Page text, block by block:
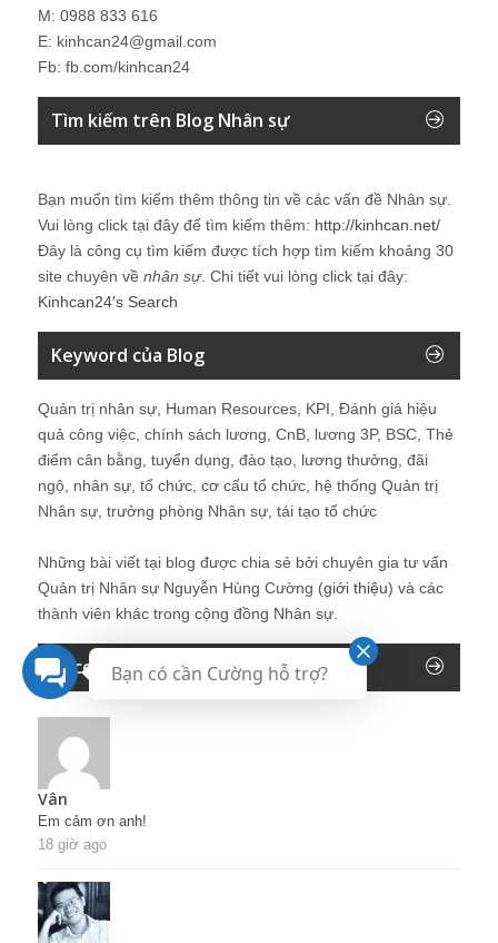
M: 0988 833 616
E: kinhcan24@gmail.com
Fb: fb.com/kinhcan24
Tìm kiếm trên Blog Nhân sự
Bạn muốn tìm kiếm thêm thông tin về các vấn đề Nhân sự
Vui lòng click tại đây để tìm kiếm thêm: http://kinhcan.net/
Đây là công cụ tìm kiếm được tích hợp tìm kiếm khoảng 30
site chuyên về nhân sự. Chi tiết vui lòng click tại đây:
Kinhcan24′s Search
Keyword của Blog
Quản trị nhân sự, Human Resources, KPI, Đánh giá hiệu
quả công việc, chính sách lương, CnB, lương 3P, BSC, Thẻ
điểm cân bằng, tuyển dụng, đào tạo, lương thưởng, đãi
ngộ, nhân sự, tổ chức, cơ cấu tổ chức, hệ thống Quản trị
Nhân sự, trưởng phòng Nhân sự, tái tạo tổ chức
Những bài viết tại blog được chia sẻ bởi chuyên gia tư vấn
Quản trị Nhân sự Nguyễn Hùng Cường (giới thiệu) và các
thành viên khác trong cộng đồng Nhân sự.
Recent Comments
Vân
Em cảm ơn anh!
18 giờ ago
Bạn có cần Cường hỗ trợ?